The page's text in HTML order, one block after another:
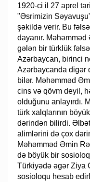
1920-ci il 27 aprel
"Əsrimizin
şəkildə verir. Bu
dayanır.
gələn bir türklük
Azərbaycan, birinci
Azərbaycanda digər
bilər. Məhəmməd
cins və qövm deyil,
olduğunu anlayırdı.
türk xalqlarının
dərindən bilirdi.
alimlərini də çox
Məhəmməd Əmin
də böyük bir
Türkiyədə əgər Ziya
sosioloqu hesab